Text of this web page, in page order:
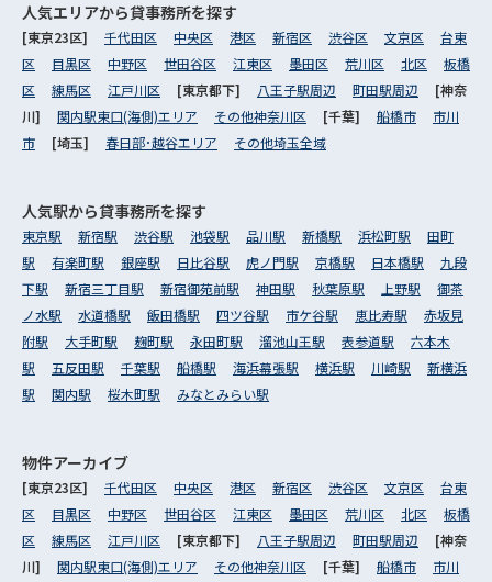
人気エリアから貸事務所を探す
[東京23区] 千代田区 中央区 港区 新宿区 渋谷区 文京区
台東
区
目黒区 中野区 世田谷区 江東区 墨田区 荒川区 北区
板橋
区
練馬区 江戸川区 [東京都下] 八王子駅周辺 町田駅周辺
[神奈
川] 関内駅東口(海側)エリア その他神奈川区 [千葉] 船橋市
市川
市
[埼玉] 春日部･越谷エリア その他埼玉全域
人気駅から貸事務所を探す
東京駅 新宿駅 渋谷駅 池袋駅 品川駅 新橋駅 浜松町駅
田町
駅
有楽町駅 銀座駅 日比谷駅 虎ノ門駅 京橋駅 日本橋駅
九段
下駅
新宿三丁目駅 新宿御苑前駅 神田駅 秋葉原駅 上野駅
御茶
ノ水駅
水道橋駅 飯田橋駅 四ツ谷駅 市ケ谷駅 恵比寿駅
赤坂見
附駅
大手町駅 麹町駅 永田町駅 溜池山王駅 表参道駅
六本木
駅
五反田駅 千葉駅 船橋駅 海浜幕張駅 横浜駅 川崎駅
新横浜
駅
関内駅 桜木町駅 みなとみらい駅
物件アーカイブ
[東京23区] 千代田区 中央区 港区 新宿区 渋谷区 文京区
台東
区
目黒区 中野区 世田谷区 江東区 墨田区 荒川区 北区
板橋
区
練馬区 江戸川区 [東京都下] 八王子駅周辺 町田駅周辺
[神奈
川] 関内駅東口(海側)エリア その他神奈川区 [千葉] 船橋市 市川